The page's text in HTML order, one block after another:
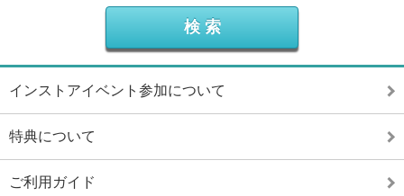
インストアイベント参加について
特典について
ご利用ガイド